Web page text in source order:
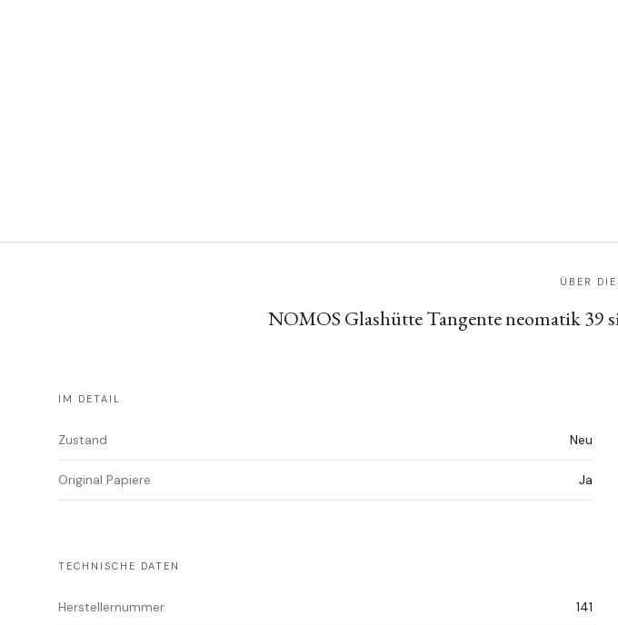
ÜBER
NOMOS Glashütte Tangente neomatik 39
IM DETAIL
Zustand Neu
Original Papiere Ja
TECHNISCHE DATEN
Herstellernummer 141